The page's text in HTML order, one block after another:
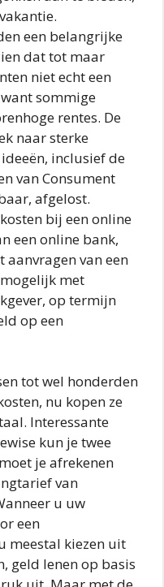
een belangrijke
dat tot maar
niet echt een
sommige
rentes. De
naar sterke
inclusief de
van Consument
afgelost.
bij een online
een online bank,
van een
met
op termijn
op een
tot wel honderden
nu kopen ze
Interessante
kun je twee
je afrekenen
van
u uw
een
meestal kiezen uit
geld lenen op basis